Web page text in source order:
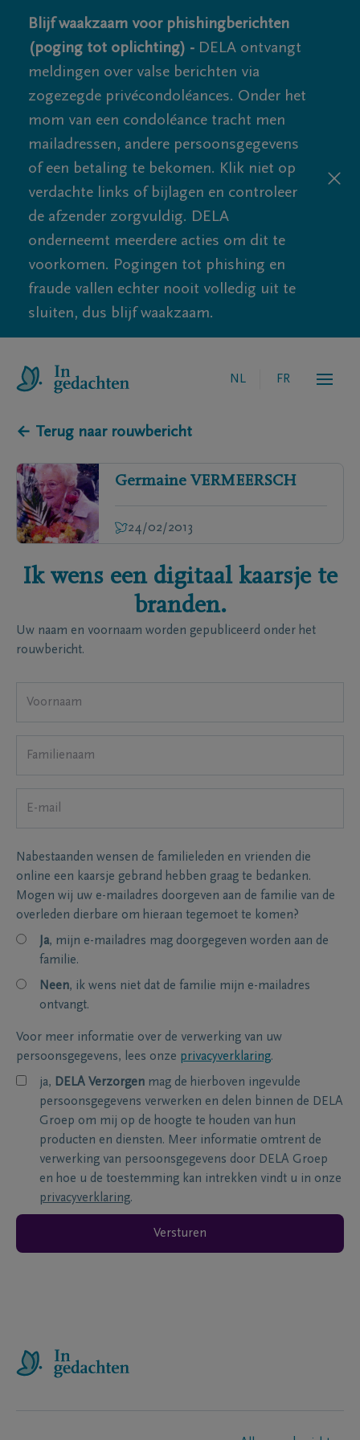
Blijf waakzaam voor phishingberichten
(poging tot oplichting) - DELA ontvangt
meldingen over valse berichten via
zogezegde privécondoléances. Onder het
mom van een condoléance tracht men
mailadressen, andere persoonsgegevens
of een betaling te bekomen. Klik niet op
verdachte links of bijlagen en controleer
de afzender zorgvuldig. DELA
onderneemt meerdere acties om dit te
voorkomen. Pogingen tot phishing en
fraude vallen echter nooit volledig uit te
sluiten, dus blijf waakzaam.
NL FR
← Terug naar rouwbericht
Germaine VERMEERSCH
24/02/2013
Ik wens een digitaal kaarsje te
branden.
Uw naam en voornaam worden gepubliceerd onder het
rouwbericht.
Nabestaanden wensen de familieleden en vrienden die
online een kaarsje gebrand hebben graag te bedanken.
Mogen wij uw e-mailadres doorgeven aan de familie van de
overleden dierbare om hieraan tegemoet te komen?
Ja, mijn e-mailadres mag doorgegeven worden aan de
familie.
Neen, ik wens niet dat de familie mijn e-mailadres
ontvangt.
Voor meer informatie over de verwerking van uw
persoonsgegevens, lees onze privacyverklaring.
ja, DELA Verzorgen mag de hierboven ingevulde
persoonsgegevens verwerken en delen binnen de DELA
Groep om mij op de hoogte te houden van hun
producten en diensten. Meer informatie omtrent de
verwerking van persoonsgegevens door DELA Groep
en hoe u de toestemming kan intrekken vindt u in onze
privacyverklaring.
Versturen